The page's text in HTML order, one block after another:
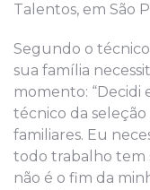
Talentos, em São
Segundo o
sua família
momento: “Decidi
técnico da
familiares. Eu
todo trabalho tem
não é o fim da